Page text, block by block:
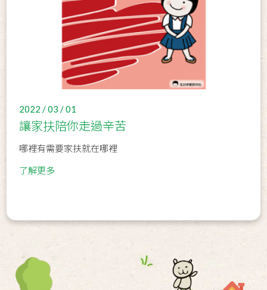
2022 / 03 / 01
讓家扶陪你走過辛苦
哪裡有需要家扶就在哪裡
了解更多